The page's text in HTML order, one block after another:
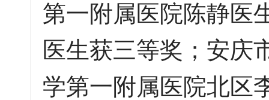
第一附属医院陈静医
医生获三等奖；安庆
学第一附属医院北区